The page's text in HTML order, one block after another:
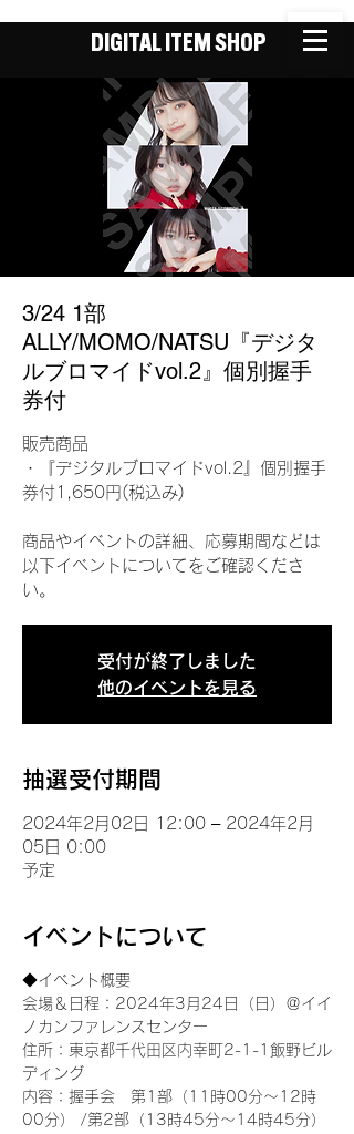
DIGITAL ITEM SHOP
3/24 1部
ALLY/MOMO/NATSU『デジタ
ルブロマイドvol.2』個別握手
券付
販売商品
・『デジタルブロマイドvol.2』個別握手
券付1,650円(税込み)
商品やイベントの詳細、応募期間などは
以下イベントについてをご確認くださ
い。
受付が終了しました
他のイベントを見る
抽選受付期間
2024年2月02日 12:00 – 2024年2月
05日 0:00
予定
イベントについて
◆イベント概要
会場＆日程：2024年3月24日（日）＠イイ
ノカンファレンスセンター
住所：東京都千代田区内幸町2-1-1飯野ビル
ディング
内容：握手会　第1部（11時00分～12時
00分） /第2部（13時45分～14時45分）